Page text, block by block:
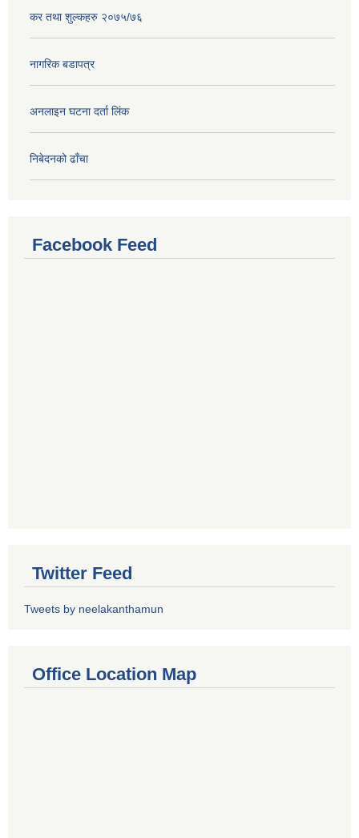
कर तथा शुल्कहरु २०७५/७६
नागरिक बडापत्र
अनलाइन घटना दर्ता लिंक
निबेदनको ढाँचा
Facebook Feed
Twitter Feed
Tweets by neelakanthamun
Office Location Map